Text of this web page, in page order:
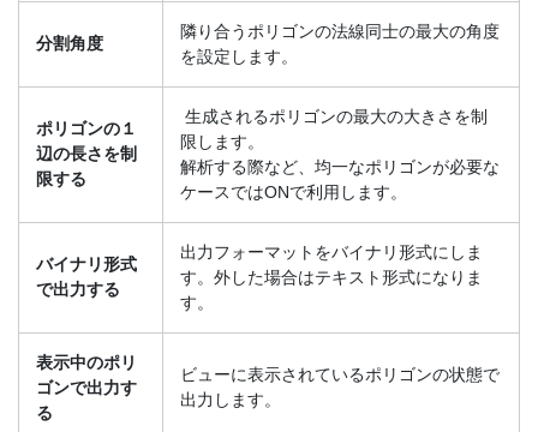
分割角度
隣り合うポリゴンの法線同士の最大の角度
を設定します。
ポリゴンの１
辺の長さを制
限する
生成されるポリゴンの最大の大きさを制
限します。
解析する際など、均一なポリゴンが必要な
ケースではONで利用します。
バイナリ形式
で出力する
出力フォーマットをバイナリ形式にしま
す。外した場合はテキスト形式になりま
す。
表示中のポリ
ゴンで出力す
る
ビューに表示されているポリゴンの状態で
出力します。